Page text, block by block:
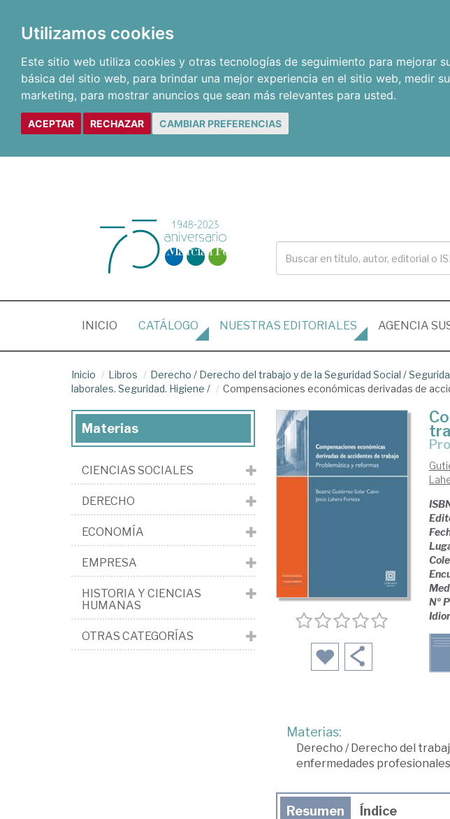
Utilizamos cookies
Este sitio web utiliza cookies y otras tecnologías de seguimiento para mejorar
básica del sitio web, para brindar una mejor experiencia en el sitio web, medir
marketing, para mostrar anuncios que sean más relevantes para usted.
ACEPTAR RECHAZAR CAMBIAR PREFERENCIAS
INICIO (CURRENT)
CATÁLOGO NUESTRAS EDITORIALES AGENCIA
Inicio Libros Derecho / Derecho del trabajo y de la Seguridad Social /
laborales. Seguridad. Higiene / Compensaciones económicas derivadas de
Nº
Materias:
Derecho /Derecho del
enfermedades
Resumen Índice
Materias
CIENCIAS SOCIALES
DERECHO
ECONOMÍA
EMPRESA
HISTORIA Y CIENCIAS
HUMANAS
OTRAS CATEGORÍAS